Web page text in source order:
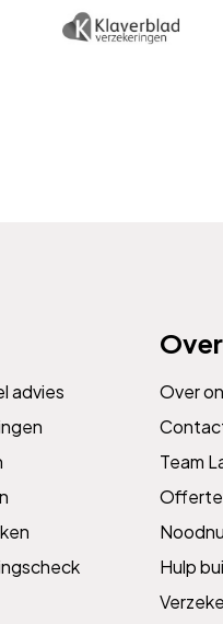
advies
Over
Team
Offerte
Hulp